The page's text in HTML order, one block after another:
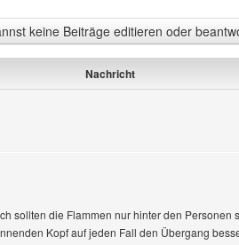
keine Beiträge editieren oder
Nachricht
sollten die Flammen nur hinter den
Kopf auf jeden Fall den Übergang